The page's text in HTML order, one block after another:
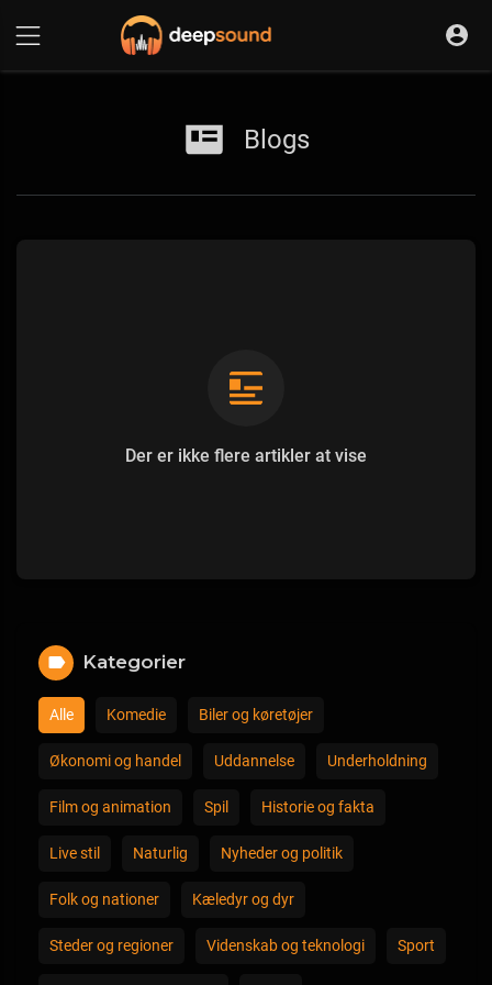
Blogs
Der er ikke flere artikler at vise
Kategorier
Alle Komedie Biler og køretøjer
Økonomi og handel Uddannelse Underholdning
Film og animation Spil Historie og fakta
Live stil Naturlig Nyheder og politik
Folk og nationer Kæledyr og dyr
Steder og regioner Videnskab og teknologi Sport